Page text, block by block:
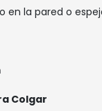
en la pared o
Colgar